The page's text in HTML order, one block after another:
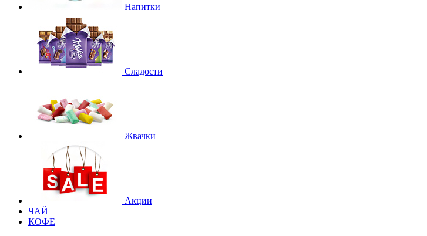
Напитки
Сладости
Жвачки
Акции
ЧАЙ
КОФЕ